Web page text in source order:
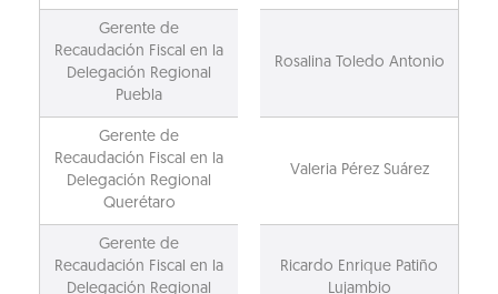
Gerente de
Recaudación Fiscal en la
Delegación Regional
Puebla
Rosalina Toledo Antonio
Gerente de
Recaudación Fiscal en la
Delegación Regional
Querétaro
Valeria Pérez Suárez
Gerente de
Recaudación Fiscal en la
Delegación Regional
Ricardo Enrique Patiño
Lujambio